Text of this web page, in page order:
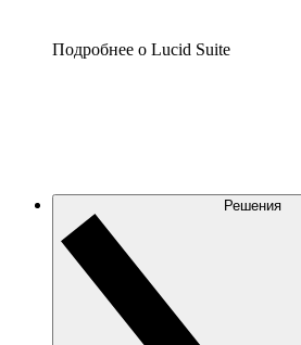
Подробнее о Lucid Suite
Решения